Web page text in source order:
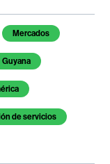
Mercados
Guyana
de servicios